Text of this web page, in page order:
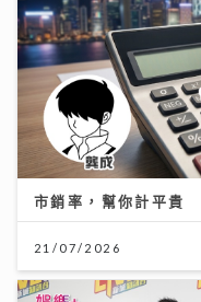
市銷率，幫你計平貴
21/07/2026